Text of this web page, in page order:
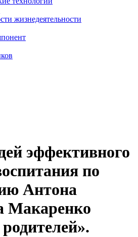
жизнедеятельности
эффективного
по
Антона
Макаренко